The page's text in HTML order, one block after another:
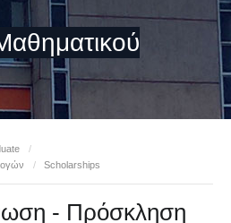
/
/ Scholarships
- Πρόσκληση